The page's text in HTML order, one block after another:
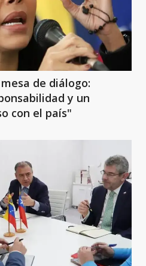
de diálogo:
y un
con el país"